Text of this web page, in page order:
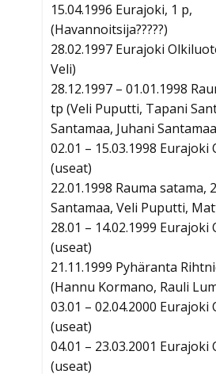
15.04.1996 Eurajoki, 1 p,
(Havannoitsija?????)
28.02.1997 Eurajoki
Veli)
28.12.1997 – 01.01.1998
tp (Veli Puputti, Tapani
Santamaa, Juhani
02.01 – 15.03.1998
(useat)
22.01.1998 Rauma satama,
Santamaa, Veli Puputti,
28.01 – 14.02.1999
(useat)
21.11.1999 Pyhäranta
(Hannu Kormano, Rauli
03.01 – 02.04.2000
(useat)
04.01 – 23.03.2001
(useat)